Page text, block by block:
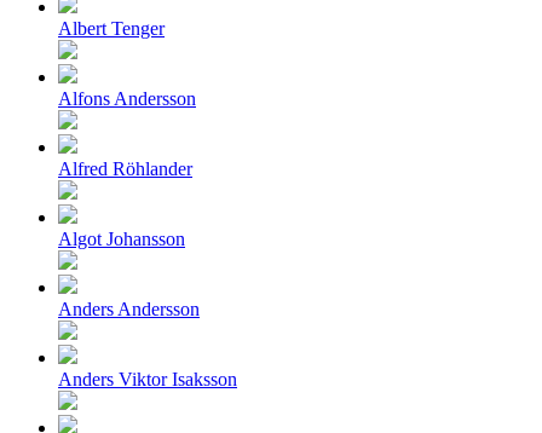
Albert Tenger
Alfons Andersson
Alfred Röhlander
Algot Johansson
Anders Andersson
Anders Viktor Isaksson